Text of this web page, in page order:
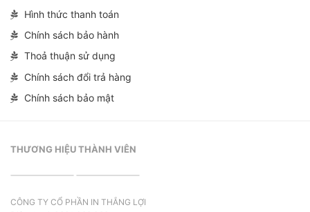
Hình thức thanh toán
Chính sách bảo hành
Thoả thuận sử dụng
Chính sách đổi trả hàng
Chính sách bảo mật
THƯƠNG HIỆU THÀNH VIÊN
CÔNG TY CỔ PHẦN IN THẮNG LỢI